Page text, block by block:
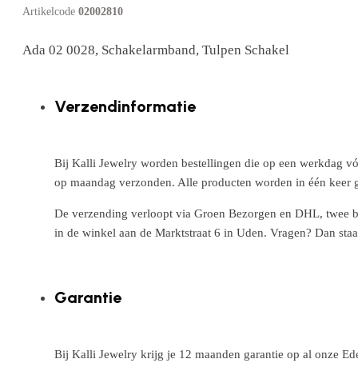
Artikelcode 02002810
Ada 02 0028, Schakelarmband, Tulpen Schakel
Verzendinformatie
Bij Kalli Jewelry worden bestellingen die op een werkdag
op maandag verzonden. Alle producten worden in één
De verzending verloopt via Groen Bezorgen en DHL, twee
in de winkel aan de Marktstraat 6 in Uden. Vragen? Dan
Garantie
Bij Kalli Jewelry krijg je 12 maanden garantie op al onze